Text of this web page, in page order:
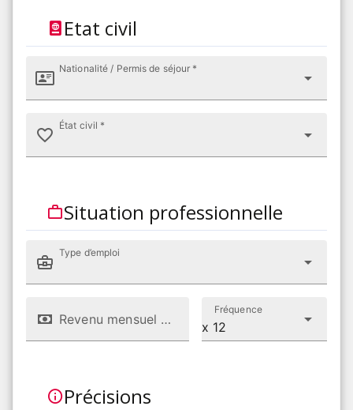
Etat civil
Nationalité / Permis de séjour *
État civil *
Situation professionnelle
Type d’emploi
Revenu mensuel net (CHF)
Fréquence
x 12
Précisions